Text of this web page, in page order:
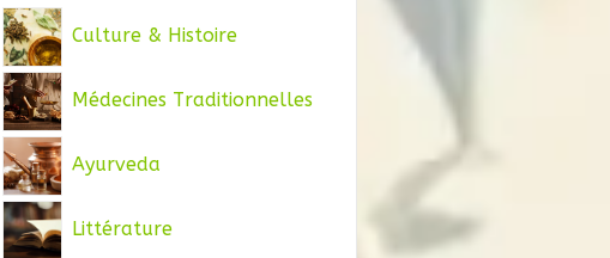
Culture & Histoire
Médecines Traditionnelles
Ayurveda
Littérature